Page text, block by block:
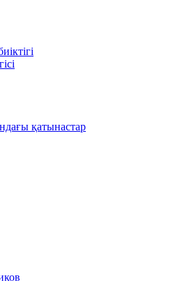
қатынастар